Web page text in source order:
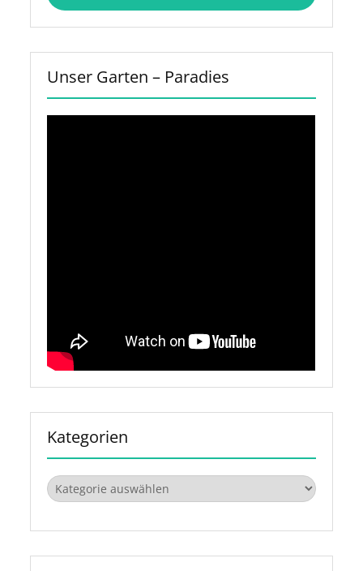
Unser Garten – Paradies
Kategorien
Kategorien